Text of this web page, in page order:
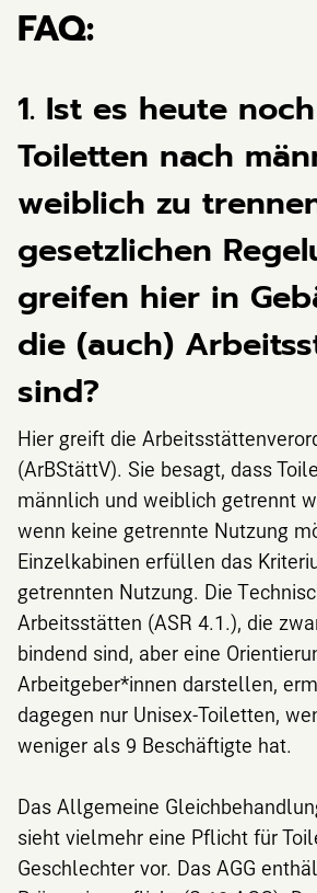
FAQ:
1. Ist es heute
Toiletten nach
weiblich zu
gesetzlichen
greifen hier in
die (auch)
sind?
Hier greift die
(ArBStättV). Sie besagt, dass
männlich und weiblich getrennt
wenn keine getrennte Nutzung
Einzelkabinen erfüllen das
getrennten Nutzung. Die
Arbeitsstätten (ASR 4.1.), die
bindend sind, aber eine
Arbeitgeber*innen darstellen,
dagegen nur Unisex-Toiletten,
weniger als 9 Beschäftigte hat.
Das Allgemeine
sieht vielmehr eine Pflicht für
Geschlechter vor. Das AGG